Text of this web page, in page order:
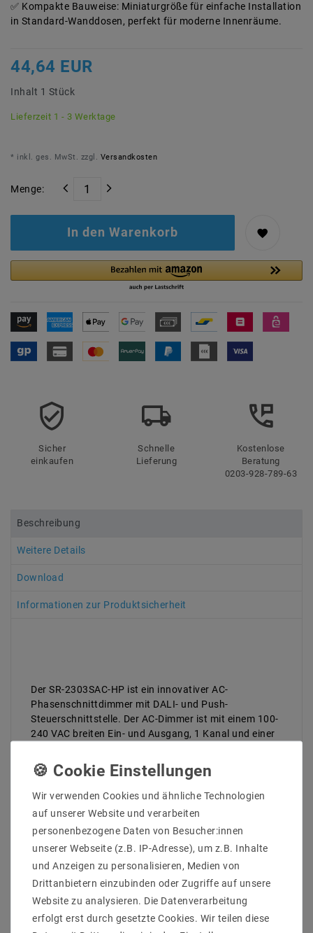
Kompakte Bauweise: Miniaturgröße für einfache Installation
in Standard-Wanddosen, perfekt für moderne Innenräume.
44,64 EUR
Inhalt 1 Stück
Lieferzeit 1 - 3 Werktage
* inkl. ges. MwSt. zzgl. Versandkosten
Menge:
In den Warenkorb
Sicher
einkaufen
Schnelle
Lieferung
Kostenlose
Beratung
0203-928-789-63
Beschreibung
Weitere Details
Download
Informationen zur Produktsicherheit
Der SR-2303SAC-HP ist ein innovativer AC-
Phasenschnittdimmer mit DALI- und Push-
Steuerschnittstelle. Der AC-Dimmer ist mit einem 100-
240 VAC breiten Ein- und Ausgang, 1 Kanal und einer
Phasendimmer übernimmt Phasenabschnittdimmung.
Die innovative Minimalhelligkeitseinstellung
ermöglicht es dem Benutzer, eine minimale Helligkeit
einzustellen und von dieser minimalen Helligkeit auf
minimale Helligkeit zu löschen. Der AC-Dimmer kann
mit universellen DALI-Systemen kompatibel sein. Es
ist von Ihrem DALI-Master-Controller oder mit einem
vorhandenen Taster auch ohne DALI-System
steuerbar.
Hauptmerkmale
Wir verwenden Cookies und ähnliche Technologien
auf unserer Website und verarbeiten
personenbezogene Daten von Besucher:innen
unserer Webseite (z.B. IP-Adresse), um z.B. Inhalte
und Anzeigen zu personalisieren, Medien von
Drittanbietern einzubinden oder Zugriffe auf unsere
Website zu analysieren. Die Datenverarbeitung
erfolgt erst durch gesetzte Cookies. Wir teilen diese